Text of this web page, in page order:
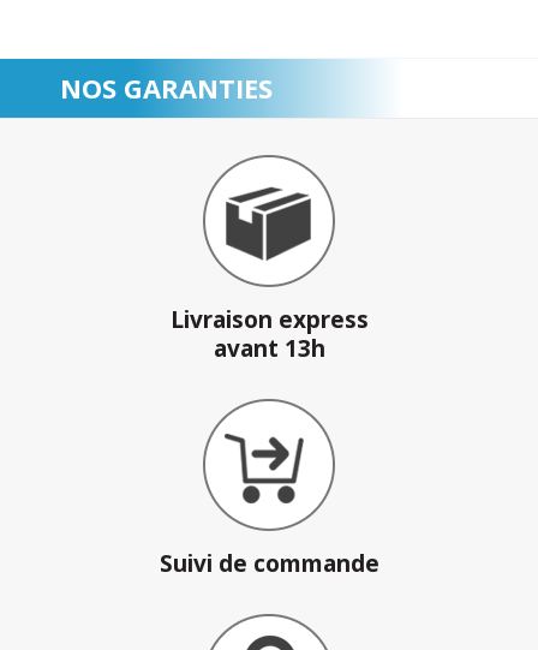
NOS GARANTIES
Livraison express
avant 13h
Suivi de commande